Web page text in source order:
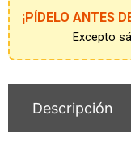
¡PÍDELO ANTES
Excepto
Descripción